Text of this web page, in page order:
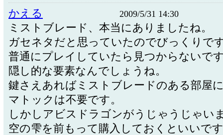
かえる 2009/5/31 14:30
ミストブレード、本当にありましたね。
ガセネタだと思っていたのでびっくりで
普通にプレイしていたら見つからないで
隠し的な要素なんでしょうね。
鍵さえあればミストブレードのある部屋
マトックは不要です。
しかしアビスドラゴンがうじゃうじゃい
空の雫を前もって購入しておくといいで